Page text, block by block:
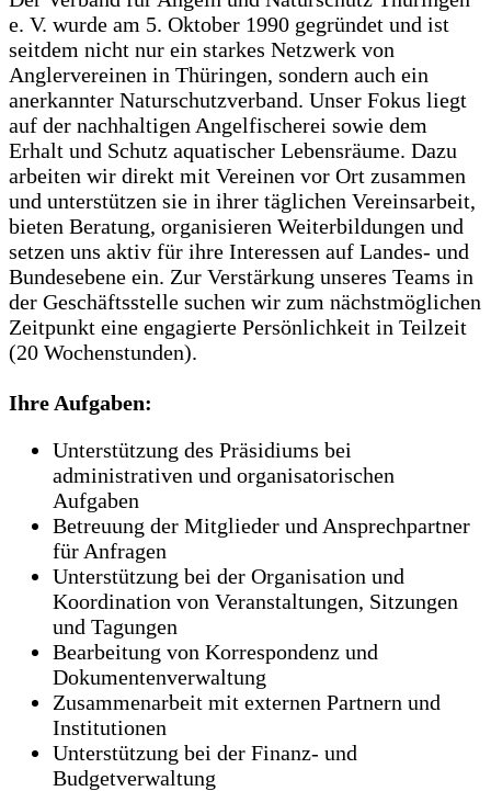
e. V. wurde am 5. Oktober 1990 gegründet und ist
seitdem nicht nur ein starkes Netzwerk von
Anglervereinen in Thüringen, sondern auch ein
anerkannter Naturschutzverband. Unser Fokus liegt
auf der nachhaltigen Angelfischerei sowie dem
Erhalt und Schutz aquatischer Lebensräume. Dazu
arbeiten wir direkt mit Vereinen vor Ort zusammen
und unterstützen sie in ihrer täglichen Vereinsarbeit,
bieten Beratung, organisieren Weiterbildungen und
setzen uns aktiv für ihre Interessen auf Landes- und
Bundesebene ein. Zur Verstärkung unseres Teams in
der Geschäftsstelle suchen wir zum nächstmöglichen
Zeitpunkt eine engagierte Persönlichkeit in Teilzeit
(20 Wochenstunden).
Ihre Aufgaben:
Unterstützung des Präsidiums bei
administrativen und organisatorischen
Aufgaben
Betreuung der Mitglieder und Ansprechpartner
für Anfragen
Unterstützung bei der Organisation und
Koordination von Veranstaltungen, Sitzungen
und Tagungen
Bearbeitung von Korrespondenz und
Dokumentenverwaltung
Zusammenarbeit mit externen Partnern und
Institutionen
Unterstützung bei der Finanz- und
Budgetverwaltung